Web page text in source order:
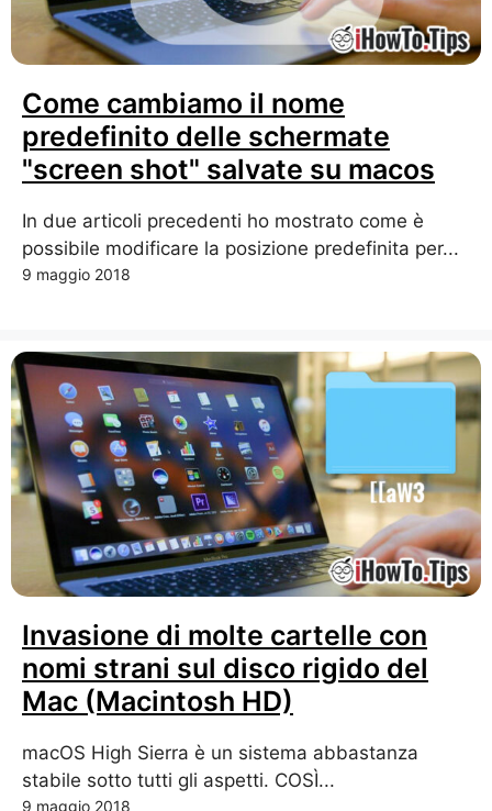
Come cambiamo il nome
predefinito delle schermate
"screen shot" salvate su macos
In due articoli precedenti ho mostrato come è
possibile modificare la posizione predefinita per...
9 maggio 2018
Invasione di molte cartelle con
nomi strani sul disco rigido del
Mac (Macintosh HD)
macOS High Sierra è un sistema abbastanza
stabile sotto tutti gli aspetti. COSÌ...
9 maggio 2018